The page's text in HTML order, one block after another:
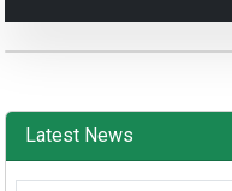
Latest News